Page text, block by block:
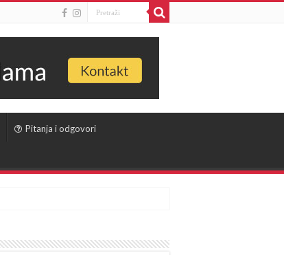
Pitanja i odgovori